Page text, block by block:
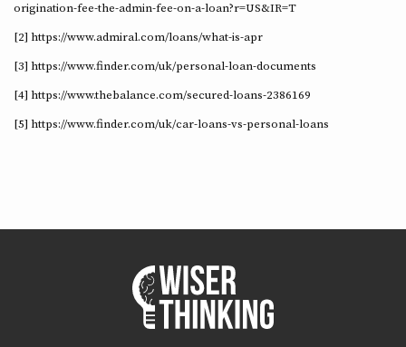
origination-fee-the-admin-fee-on-a-loan?r=US&IR=T
[2] https://www.admiral.com/loans/what-is-apr
[3] https://www.finder.com/uk/personal-loan-documents
[4] https://www.thebalance.com/secured-loans-2386169
[5] https://www.finder.com/uk/car-loans-vs-personal-loans